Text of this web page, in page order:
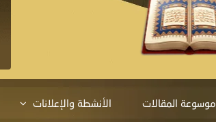
المغفرة لأنها أغلى جائزة، وهي مفتاح باب العطايا التي
موسوعة المقالات الأنشطة والإعلانات